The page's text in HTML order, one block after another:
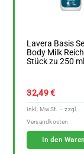
Lavera Basis
Body Milk
Stück zu 250 ml
32,49€
In den